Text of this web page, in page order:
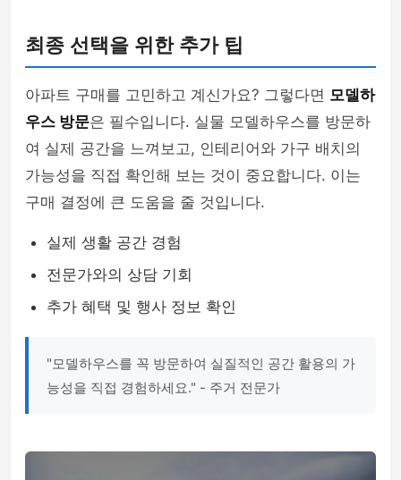
최종 선택을 위한 추가 팁
아파트 구매를 고민하고 계신가요? 그렇다면 모델하
우스 방문은 필수입니다. 실물 모델하우스를 방문하
여 실제 공간을 느껴보고, 인테리어와 가구 배치의
가능성을 직접 확인해 보는 것이 중요합니다. 이는
구매 결정에 큰 도움을 줄 것입니다.
실제 생활 공간 경험
전문가와의 상담 기회
추가 혜택 및 행사 정보 확인
"모델하우스를 꼭 방문하여 실질적인 공간 활용의 가
능성을 직접 경험하세요." - 주거 전문가